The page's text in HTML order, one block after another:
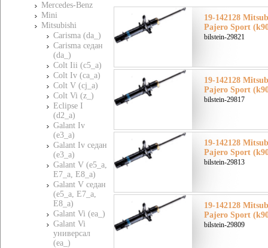
Mercedes-Benz
Mini
Mitsubishi
Carisma (da_)
Carisma седан
(da_)
Colt Iii (c5_a)
Colt Iv (ca_a)
Colt V (cj_a)
Colt Vi (z_)
Eclipse I
(d2_a)
Galant Iv
(e3_a)
Galant Iv седан
(e3_a)
Galant V (e5_a,
E7_a, E8_a)
Galant V седан
(e5_a, E7_a,
E8_a)
Galant Vi (ea_)
Galant Vi
универсал
(ea_)
19-142128
Pajero Sport
bilstein-29821
19-142128
Pajero Sport
bilstein-29817
19-142128
Pajero Sport
bilstein-29813
19-142128
Pajero Sport
bilstein-29809